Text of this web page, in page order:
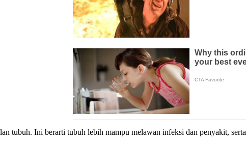
tubuh. Ini berarti tubuh lebih mampu melawan infeksi dan penyakit,